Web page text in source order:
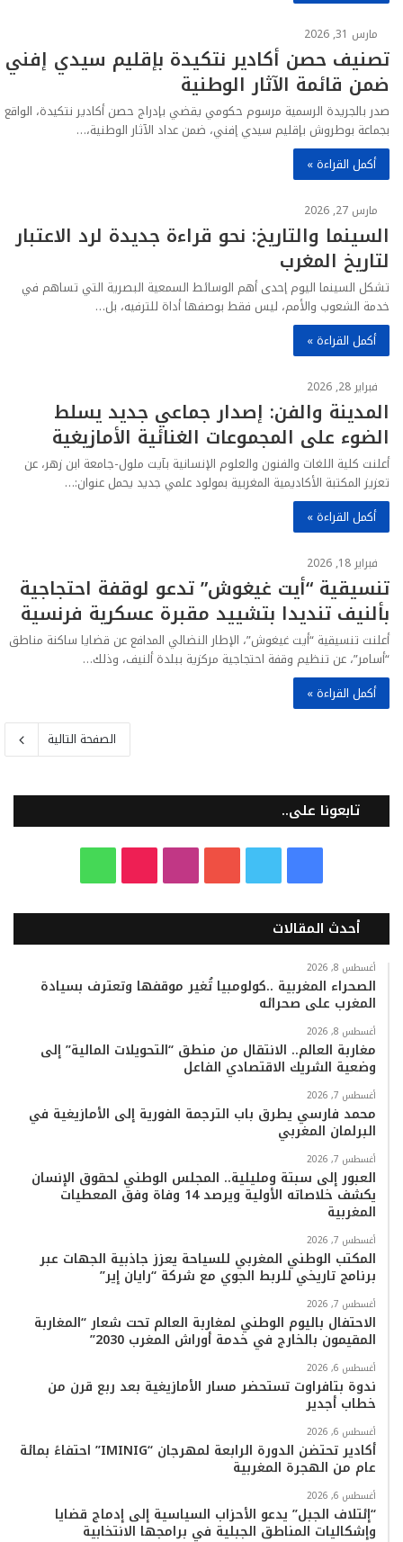
مارس 31, 2026
تصنيف حصن أكادير نتكيدة بإقليم سيدي إفني
ضمن قائمة الآثار الوطنية
صدر بالجريدة الرسمية مرسوم حكومي يقضي بإدراج حصن أكادير نتكيدة، الواقع
بجماعة بوطروش بإقليم سيدي إفني، ضمن عداد الآثار الوطنية،…
أكمل القراءة »
مارس 27, 2026
السينما والتاريخ: نحو قراءة جديدة لرد الاعتبار
لتاريخ المغرب
تشكل السينما اليوم إحدى أهم الوسائط السمعية البصرية التي تساهم في
خدمة الشعوب والأمم، ليس فقط بوصفها أداة للترفيه، بل…
أكمل القراءة »
فبراير 28, 2026
المدينة والفن: إصدار جماعي جديد يسلط
الضوء على المجموعات الغنائية الأمازيغية
أعلنت كلية اللغات والفنون والعلوم الإنسانية بآيت ملول-جامعة ابن زهر، عن
تعزيز المكتبة الأكاديمية المغربية بمولود علمي جديد يحمل عنوان:…
أكمل القراءة »
فبراير 18, 2026
تنسيقية “أيت غيغوش” تدعو لوقفة احتجاجية
بألنيف تنديدا بتشييد مقبرة عسكرية فرنسية
أعلنت تنسيقية “أيت غيغوش”، الإطار النضالي المدافع عن قضايا ساكنة مناطق
“أسامر”، عن تنظيم وقفة احتجاجية مركزية ببلدة ألنيف، وذلك…
أكمل القراءة »
الصفحة التالية
تابعونا على..
س
و
ك
ي
ت
ت
ي
ب
س
ر
م
k
T
k
ت
ب
أحدث المقالات
أغسطس 8, 2026
الصحراء المغربية ..كولومبيا تُغير موقفها وتعترف بسيادة
المغرب على صحرائه
أغسطس 8, 2026
مغاربة العالم.. الانتقال من منطق “التحويلات المالية” إلى
وضعية الشريك الاقتصادي الفاعل
أغسطس 7, 2026
محمد فارسي يطرق باب الترجمة الفورية إلى الأمازيغية في
البرلمان المغربي
أغسطس 7, 2026
العبور إلى سبتة ومليلية.. المجلس الوطني لحقوق الإنسان
يكشف خلاصاته الأولية ويرصد 14 وفاة وفق المعطيات
المغربية
أغسطس 7, 2026
المكتب الوطني المغربي للسياحة يعزز جاذبية الجهات عبر
برنامج تاريخي للربط الجوي مع شركة “رايان إير”
أغسطس 7, 2026
الاحتفال باليوم الوطني لمغاربة العالم تحت شعار “المغاربة
المقيمون بالخارج في خدمة أوراش المغرب 2030”
أغسطس 6, 2026
ندوة بتافراوت تستحضر مسار الأمازيغية بعد ربع قرن من
خطاب أجدير
أغسطس 6, 2026
أكادير تحتضن الدورة الرابعة لمهرجان “IMINIG” احتفاءً بمائة
عام من الهجرة المغربية
أغسطس 6, 2026
“إئتلاف الجبل” يدعو الأحزاب السياسية إلى إدماج قضايا
وإشكاليات المناطق الجبلية في برامجها الانتخابية